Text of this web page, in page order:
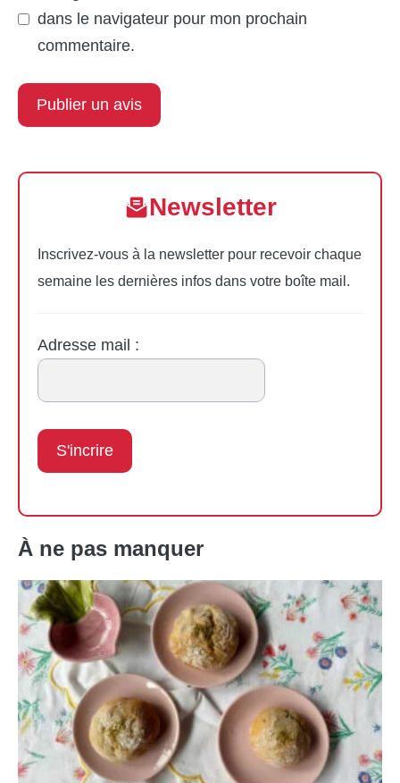
dans le navigateur pour mon prochain
commentaire.
Newsletter
Inscrivez-vous à la newsletter pour recevoir chaque
semaine les dernières infos dans votre boîte mail.
Adresse mail :
À ne pas manquer